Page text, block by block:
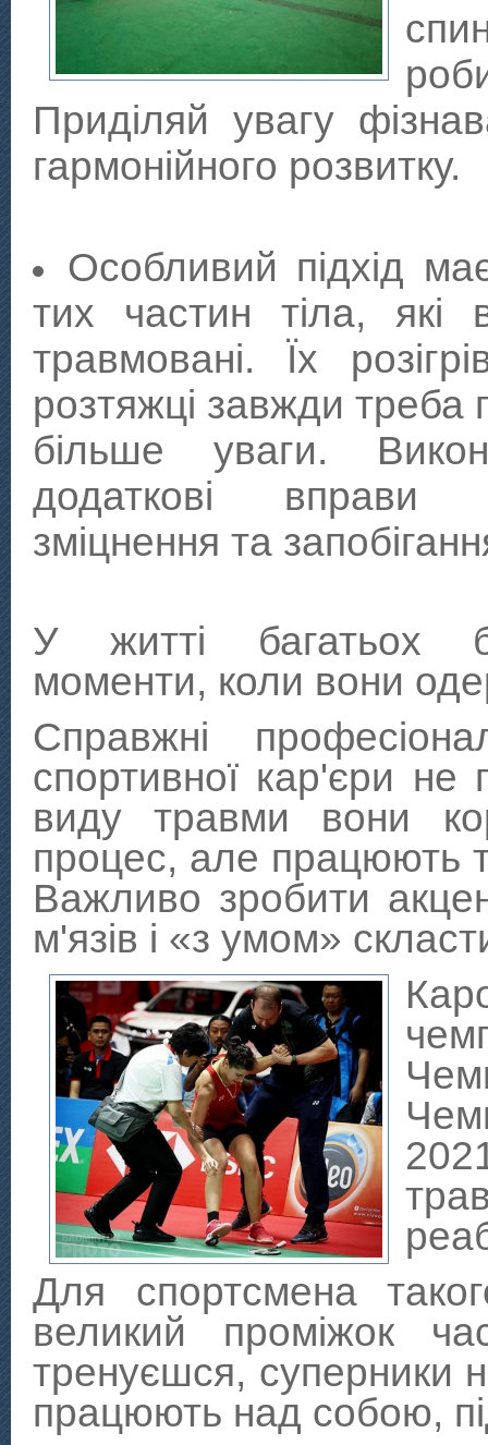
Приділяй увагу
гармонійного розвитку.
Особливий підхід
тих частин тіла, які
травмовані. Їх
розтяжці завжди треба
більше уваги.
додаткові
зміцнення та
У житті багатьох
моменти, коли вони
Справжні
спортивної кар'єри
виду травми вони
процес, але працюють
Важливо зробити
м'язів і «з умом»
Для спортсмена
великий проміжок
тренуєшся, суперники
працюють над собою,